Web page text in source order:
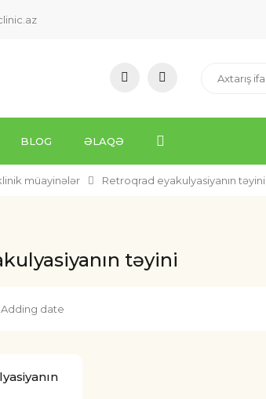
BLOG ƏLAQƏ
müayinələr Retroqrad eyakulyasiyanın təyini
təyini
Adding date